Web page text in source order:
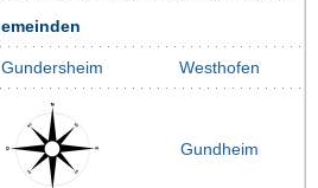
Gundersheim Westhofen
Gundheim